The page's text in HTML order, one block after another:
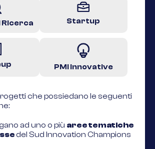
Startup
PMI Innovative
che possiedano le seguenti
ad uno o più aree tematiche
del Sud Innovation Champions